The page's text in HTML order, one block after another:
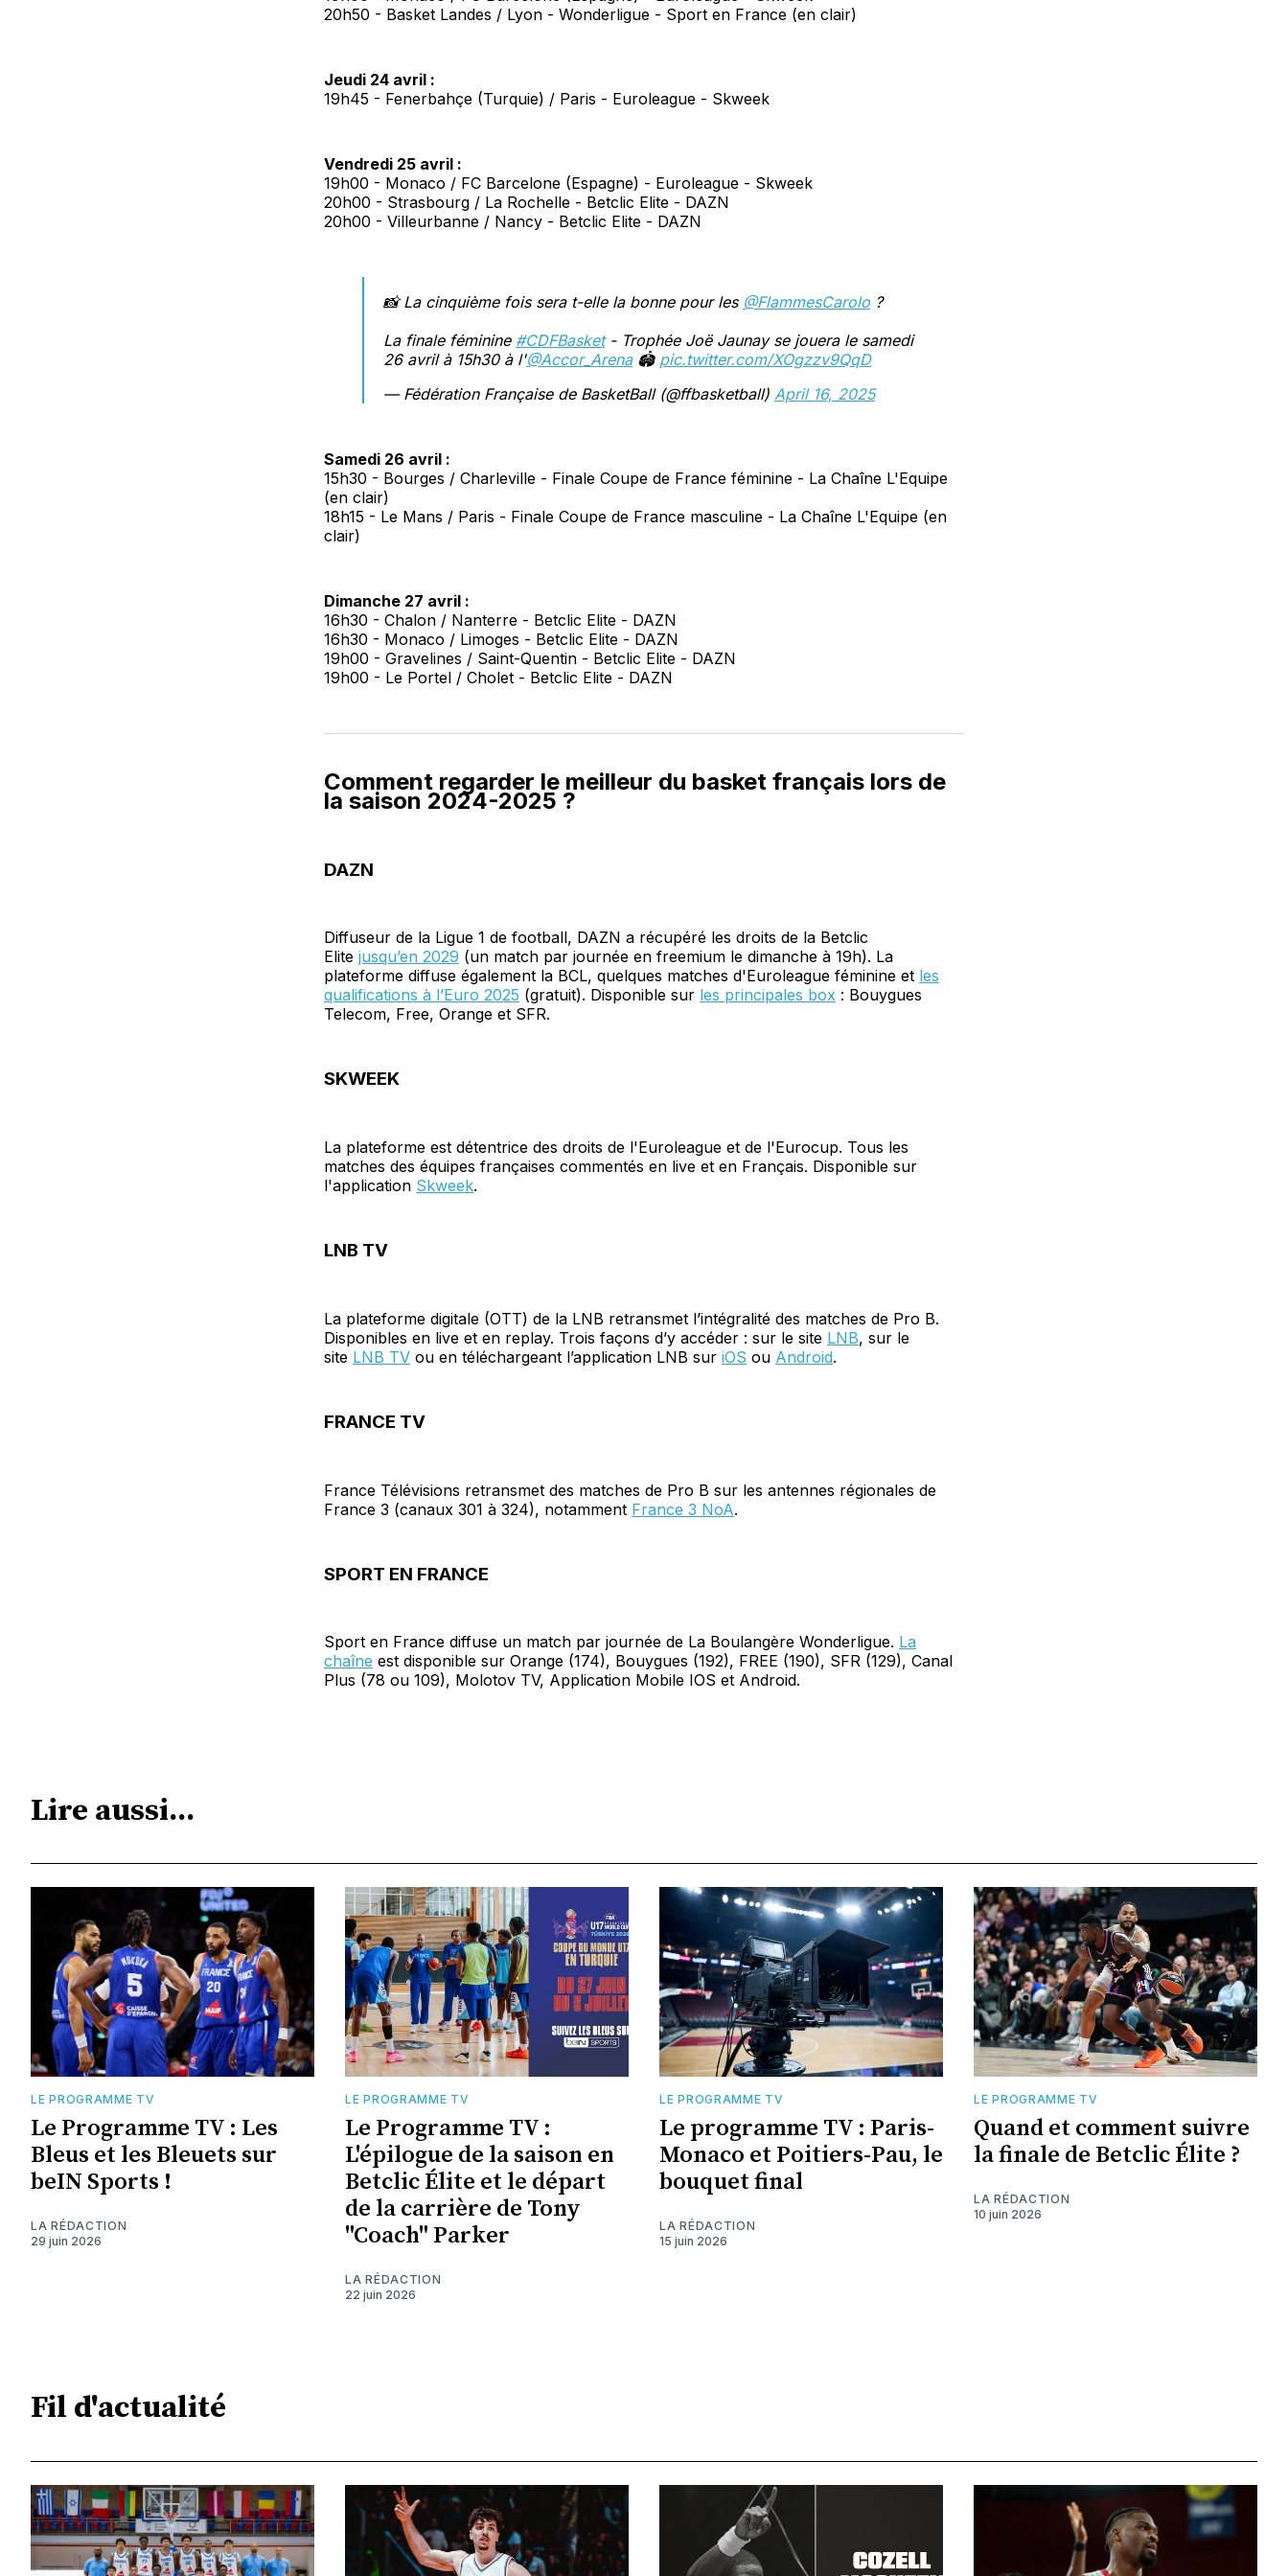
20h50 - Basket Landes / Lyon - Wonderligue - Sport en France (en clair)
Jeudi 24 avril :
19h45 - Fenerbahçe (Turquie) / Paris - Euroleague - Skweek
Vendredi 25 avril :
19h00 - Monaco / FC Barcelone (Espagne) - Euroleague - Skweek
20h00 - Strasbourg / La Rochelle - Betclic Elite - DAZN
20h00 - Villeurbanne / Nancy - Betclic Elite - DAZN
📸 La cinquième fois sera t-elle la bonne pour les @FlammesCarolo ?
La finale féminine #CDFBasket- Trophée Joë Jaunay se jouera le samedi
26 avril à 15h30 à l'@Accor_Arena🏟️ pic.twitter.com/XOgzzv9QqD
— Fédération Française de BasketBall (@ffbasketball) April 16, 2025
Samedi 26 avril :
15h30 - Bourges / Charleville - Finale Coupe de France féminine - La Chaîne L'Equipe
(en clair)
18h15 - Le Mans / Paris - Finale Coupe de France masculine - La Chaîne L'Equipe (en
clair)
Dimanche 27 avril :
16h30 - Chalon / Nanterre - Betclic Elite - DAZN
16h30 - Monaco / Limoges - Betclic Elite - DAZN
19h00 - Gravelines / Saint-Quentin - Betclic Elite - DAZN
19h00 - Le Portel / Cholet - Betclic Elite - DAZN
Comment regarder le meilleur du basket français lors de
la saison 2024-2025 ?
DAZN
Diffuseur de la Ligue 1 de football, DAZN a récupéré les droits de la Betclic
Elite jusqu’en 2029 (un match par journée en freemium le dimanche à 19h). La
plateforme diffuse également la BCL, quelques matches d'Euroleague féminine et les
qualifications à l’Euro 2025 (gratuit). Disponible sur les principales box : Bouygues
Telecom, Free, Orange et SFR.
SKWEEK
La plateforme est détentrice des droits de l'Euroleague et de l'Eurocup. Tous les
matches des équipes françaises commentés en live et en Français. Disponible sur
l'application Skweek.
LNB TV
La plateforme digitale (OTT) de la LNB retransmet l’intégralité des matches de Pro B.
Disponibles en live et en replay. Trois façons d’y accéder : sur le site LNB, sur le
site LNB TV ou en téléchargeant l’application LNB sur iOS ou Android.
FRANCE TV
France Télévisions retransmet des matches de Pro B sur les antennes régionales de
France 3 (canaux 301 à 324), notamment France 3 NoA.
SPORT EN FRANCE
Sport en France diffuse un match par journée de La Boulangère Wonderligue. La
chaîne est disponible sur Orange (174), Bouygues (192), FREE (190), SFR (129), Canal
Plus (78 ou 109), Molotov TV, Application Mobile IOS et Android.
Lire aussi...
LE PROGRAMME TV
Le Programme TV : Les
Bleus et les Bleuets sur
beIN Sports !
LA RÉDACTION
29 juin 2026
LE PROGRAMME TV
Le Programme TV :
L'épilogue de la saison en
Betclic Élite et le départ
de la carrière de Tony
"Coach" Parker
LA RÉDACTION
22 juin 2026
LE PROGRAMME TV
Le programme TV : Paris-
Monaco et Poitiers-Pau, le
bouquet final
LA RÉDACTION
15 juin 2026
LE PROGRAMME TV
Quand et comment suivre
la finale de Betclic Élite ?
LA RÉDACTION
10 juin 2026
Fil d'actualité